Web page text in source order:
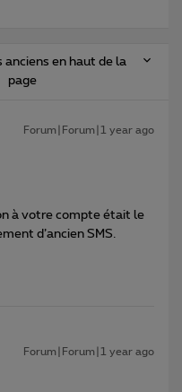
anciens en haut de la
page
Forum|Forum|1 year ago
à votre compte était le
d’ancien SMS.
Forum|Forum|1 year ago